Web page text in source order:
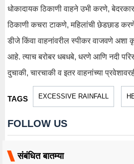
धोकादायक ठिकाणी वाहने उभी करणे,
ठिकाणी कचरा टाकणे, महिलांची छेडछाड
डीजे किंवा वाहनांवरील स्पीकर वाजवणे अशा
आहे. त्याच बरोबर धबधबे, धरणे आणि नदी
दुचाकी, चारचाकी व इतर वाहनांच्या
TAGS EXCESSIVE RAINFALL
FOLLOW US
संबंधित बातम्या